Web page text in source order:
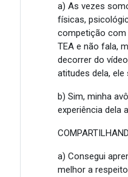
a) As vezes
físicas,
competição com
TEA e não fala,
decorrer do
atitudes dela,
b) Sim, minha
experiência dela
a) Consegui
melhor a